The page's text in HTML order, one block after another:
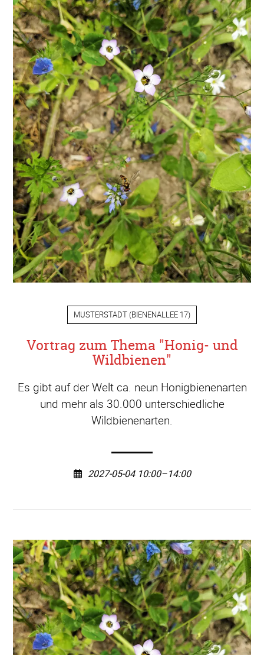
MUSTERSTADT (BIENENALLEE 17)
Vortrag zum Thema "Honig- und
Wildbienen"
Es gibt auf der Welt ca. neun Honigbienenarten
und mehr als 30.000 unterschiedliche
Wildbienenarten.
2027-05-04 10:00–14:00